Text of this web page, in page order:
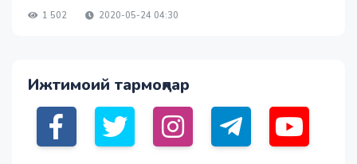
1 502 2020-05-24 04:30
Ижтимоий тармоқлар